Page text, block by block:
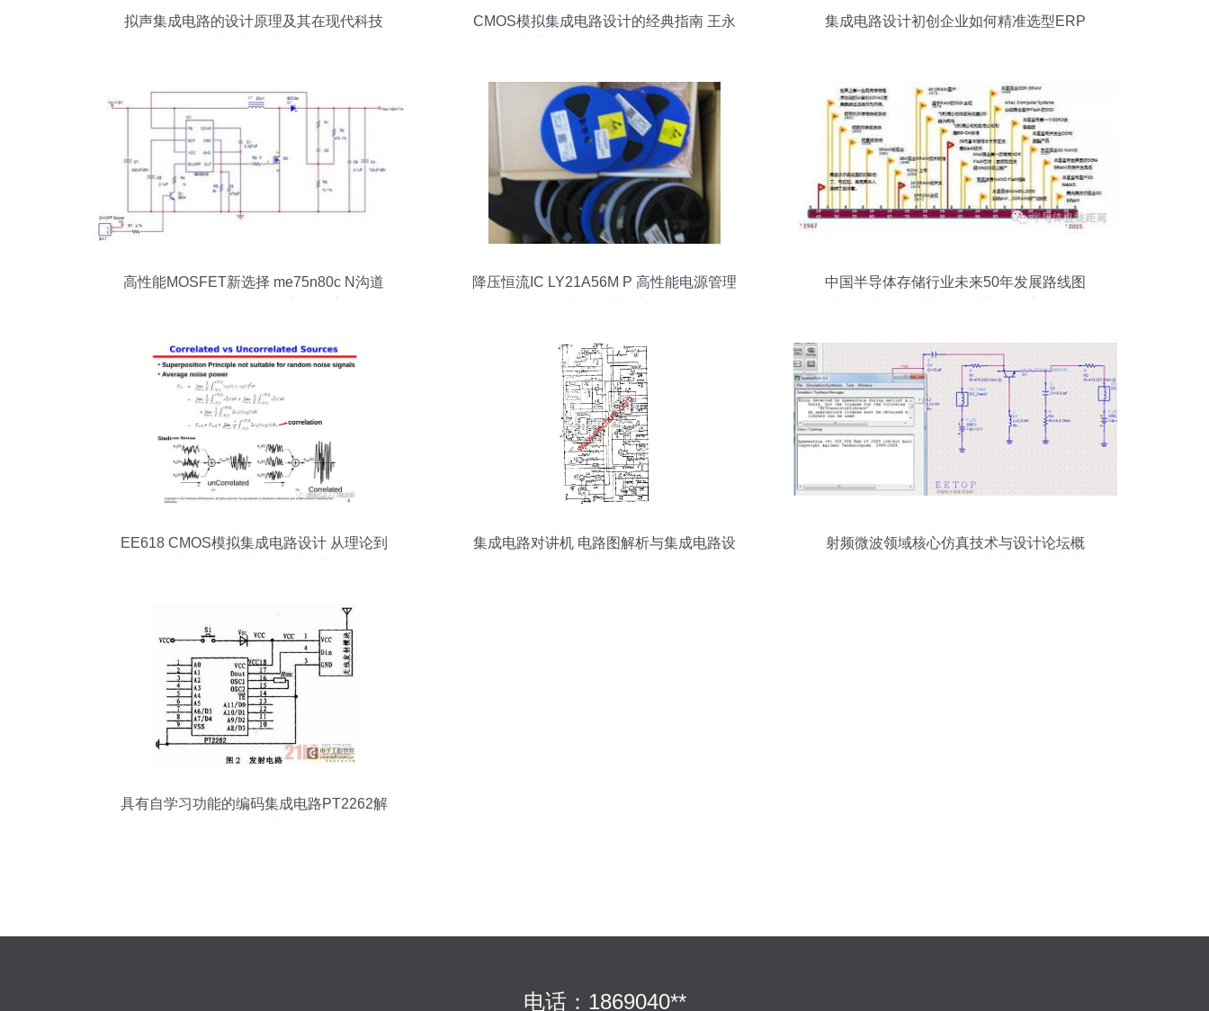
拟声集成电路的设计原理及其在现代科技
CMOS模拟集成电路设计的经典指南 王永
集成电路设计初创企业如何精准选型ERP
高性能MOSFET新选择 me75n80c N沟道
降压恒流IC LY21A56M P 高性能电源管理
中国半导体存储行业未来50年发展路线图
EE618 CMOS模拟集成电路设计 从理论到
集成电路对讲机 电路图解析与集成电路设
射频微波领域核心仿真技术与设计论坛概
具有自学习功能的编码集成电路PT2262解
电话：1869040**